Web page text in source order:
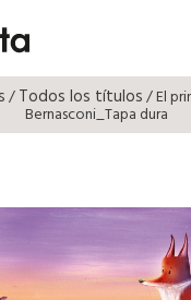
/Todos los títulos/ El
Bernasconi_Tapa dura